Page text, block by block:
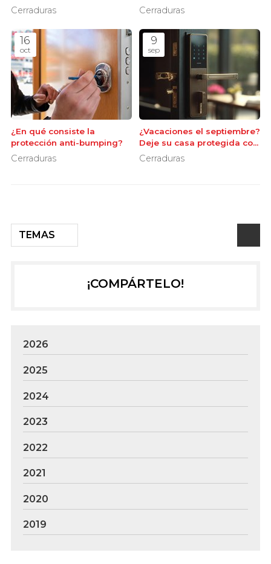
TEMAS
perder las llaves de casa?
Cerraduras
funcionamiento
Cerraduras
16
oct
¿En qué consiste la
protección anti-bumping?
Cerraduras
9
sep
¿Vacaciones el septiembre?
Deje su casa protegida con
nuestros cerrajeros en Vigo
Cerraduras
¡COMPÁRTELO!
2026
2025
2024
2023
2022
2021
2020
2019